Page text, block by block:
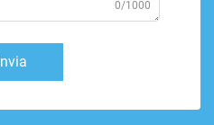
0/1000
Invia